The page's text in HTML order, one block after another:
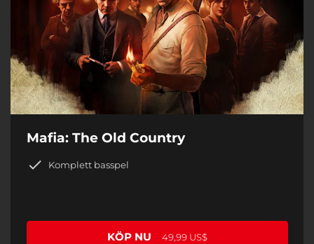
Mafia: The Old Country
Komplett basspel
KÖP NU 49,99 US$